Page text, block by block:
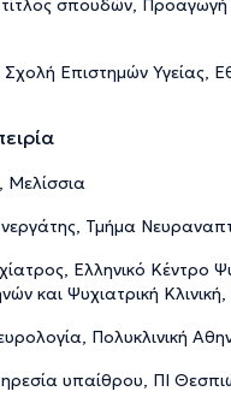
σπουδών,
Σχολή Επιστημών Υγείας,
Μελίσσια
Τμήμα
Ελληνικό Κέντρο
και Ψυχιατρική
Πολυκλινική
υπαίθρου, ΠΙ